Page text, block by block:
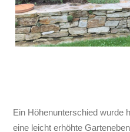
Ein Höhenunterschied wurde
eine leicht erhöhte